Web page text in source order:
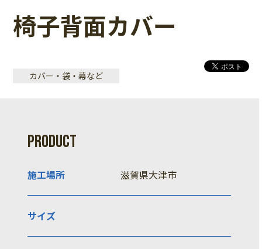
椅子背面カバー
カバー・袋・幕など
PRODUCT
施工場所 滋賀県大津市
サイズ